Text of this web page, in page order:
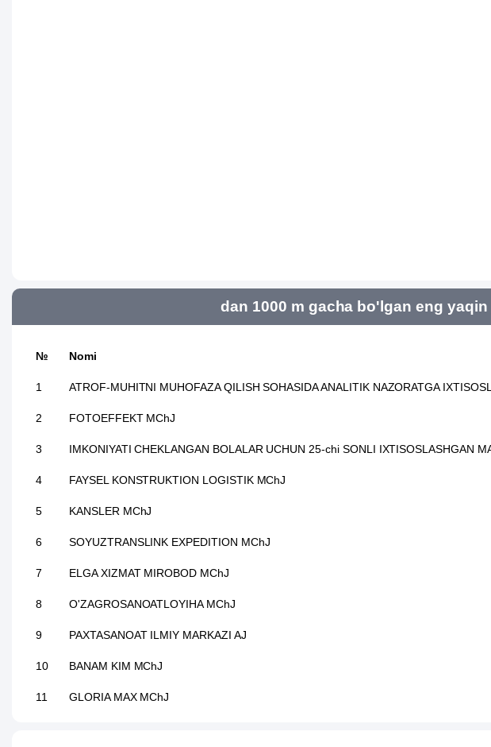
dan 1000 m gacha bo'lgan eng
№ Nomi
1 ATROF-MUHITNI MUHOFAZA QILISH SOHASIDA ANALITIK NAZORATGA
2 FOTOEFFEKT MChJ
3 IMKONIYATI CHEKLANGAN BOLALAR UCHUN 25-chi SONLI IXTISOSLASHGAN
4 FAYSEL KONSTRUKTION LOGISTIK MChJ
5 KANSLER MChJ
6 SOYUZTRANSLINK EXPEDITION MChJ
7 ELGA XIZMAT MIROBOD MChJ
8 O'ZAGROSANOATLOYIHA MChJ
9 PAXTASANOAT ILMIY MARKAZI AJ
10 BANAM KIM MChJ
11 GLORIA MAX MChJ